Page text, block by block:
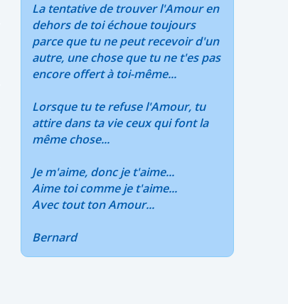
La tentative de trouver l'Amour en
dehors de toi échoue toujours
parce que tu ne peut recevoir d'un
autre, une chose que tu ne t'es pas
encore offert à toi-même...
Lorsque tu te refuse l'Amour, tu
attire dans ta vie ceux qui font la
même chose...
Je m'aime, donc je t'aime...
Aime toi comme je t'aime...
Avec tout ton Amour...
Bernard